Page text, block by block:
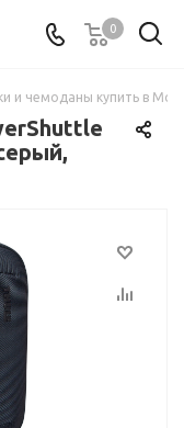
0
и чемоданы купить в